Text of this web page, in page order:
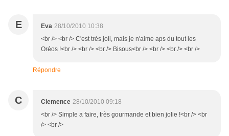
E Eva 28/10/2010 10:38
<br /> <br /> C'est très joli, mais je n'aime aps du tout les
Oréos !<br /> <br /> <br /> Bisous<br /> <br /> <br /> <br />
Répondre
C Clemence 28/10/2010 09:18
<br /> Simple a faire, très gourmande et bien jolie !<br /> <br
/> <br />